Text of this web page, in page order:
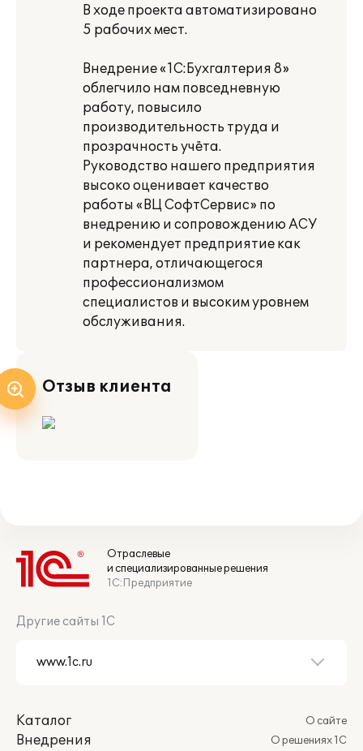
В ходе проекта автоматизировано
5 рабочих мест.
Внедрение «1С:Бухгалтерия 8»
облегчило нам повседневную
работу, повысило
производительность труда и
прозрачность учёта.
Руководство нашего предприятия
высоко оценивает качество
работы «ВЦ СофтСервис» по
внедрению и сопровождению АСУ
и рекомендует предприятие как
партнера, отличающегося
профессионализмом
специалистов и высоким уровнем
обслуживания.
Отзыв клиента
Отраслевые
и специализированные решения
1С:Предприятие
Другие сайты 1С
Каталог
Внедрения
О сайте
О решениях 1С